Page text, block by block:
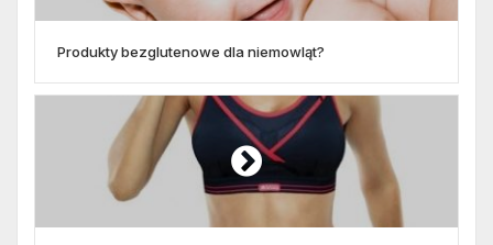
Produkty bezglutenowe dla niemowląt?